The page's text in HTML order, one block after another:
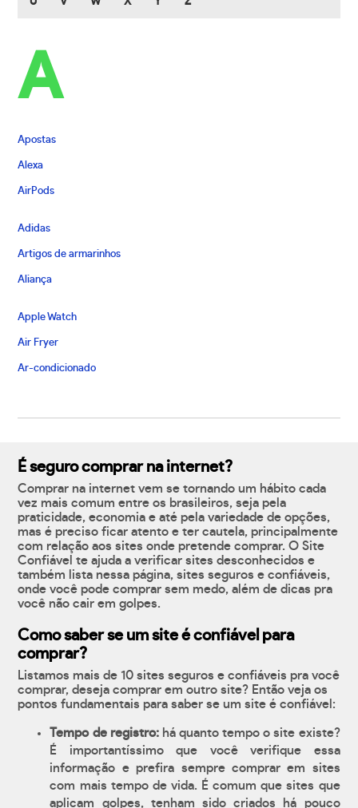
A
Apostas
Alexa
AirPods
Adidas
Artigos de armarinhos
Aliança
Apple Watch
Air Fryer
Ar-condicionado
É seguro comprar na internet?
Comprar na internet vem se tornando um hábito cada
vez mais comum entre os brasileiros, seja pela
praticidade, economia e até pela variedade de opções,
mas é preciso ficar atento e ter cautela, principalmente
com relação aos sites onde pretende comprar. O Site
Confiável te ajuda a verificar sites desconhecidos e
também lista nessa página, sites seguros e confiáveis,
onde você pode comprar sem medo, além de dicas pra
você não cair em golpes.
Como saber se um site é confiável para
comprar?
Listamos mais de 10 sites seguros e confiáveis pra você
comprar, deseja comprar em outro site? Então veja os
pontos fundamentais para saber se um site é confiável:
Tempo de registro:há quanto tempo o site existe?
É importantíssimo que você verifique essa
informação e prefira sempre comprar em sites
com mais tempo de vida. É comum que sites que
aplicam golpes, tenham sido criados há pouco